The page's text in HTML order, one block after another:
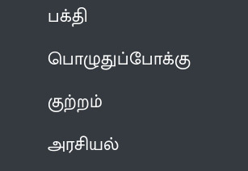
பக்தி
பொழுதுப்போக்கு
குற்றம்
அரசியல்